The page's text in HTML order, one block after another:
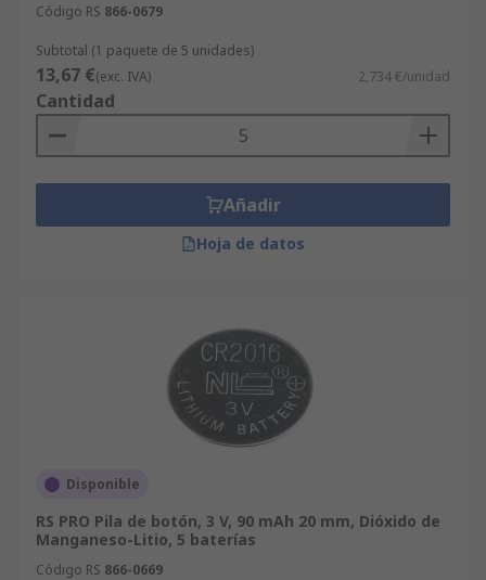
Código RS 866-0679
Subtotal (1 paquete de 5 unidades)
13,67 €(exc. IVA) 2,734 €/unidad
Cantidad
Añadir
Hoja de datos
Disponible
RS PRO Pila de botón, 3 V, 90 mAh 20 mm, Dióxido de
Manganeso-Litio, 5 baterías
Código RS 866-0669